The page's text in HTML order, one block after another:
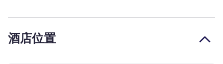
酒店位置